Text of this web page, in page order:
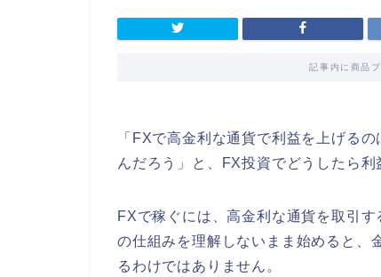
記事内に商品
「FXで高金利な通貨で利益を上げる
んだろう」と、FX投資でどうしたら
FXで稼ぐには、高金利な通貨を取引
の仕組みを理解しないまま始めると、
るわけではありません。